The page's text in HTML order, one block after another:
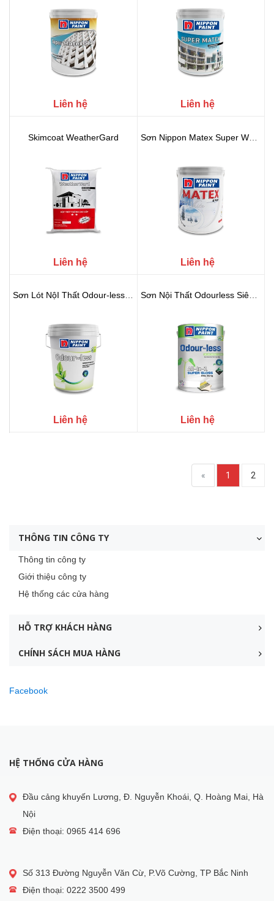
Liên hệ Liên hệ
Skimcoat WeatherGard
Liên hệ
Sơn Nippon Matex Super White
Liên hệ
Sơn Lót NộI Thất Odour-less Sealer
Liên hệ
Sơn Nội Thất Odourless Siêu Bóng
Liên hệ
« 1 2
THÔNG TIN CÔNG TY
Thông tin công ty
Giới thiệu công ty
Hệ thống các cửa hàng
HỖ TRỢ KHÁCH HÀNG
CHÍNH SÁCH MUA HÀNG
Facebook
HỆ THỐNG CỬA HÀNG
Đầu cảng khuyến Lương, Đ. Nguyễn Khoái, Q. Hoàng Mai, Hà
Nội
Điện thoại: 0965 414 696
Số 313 Đường Nguyễn Văn Cừ, P.Võ Cường, TP Bắc Ninh
Điện thoại: 0222 3500 499